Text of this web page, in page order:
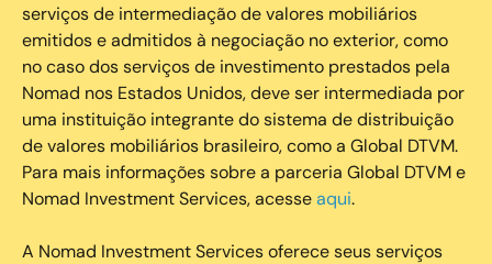
serviços de intermediação de valores mobiliários
emitidos e admitidos à negociação no exterior, como
no caso dos serviços de investimento prestados pela
Nomad nos Estados Unidos, deve ser intermediada por
uma instituição integrante do sistema de distribuição
de valores mobiliários brasileiro, como a Global DTVM.
Para mais informações sobre a parceria Global DTVM e
Nomad Investment Services, acesseaqui.
A Nomad Investment Services oferece seus serviços